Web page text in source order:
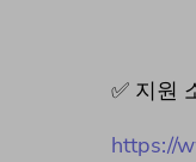
✅ 지원
https://